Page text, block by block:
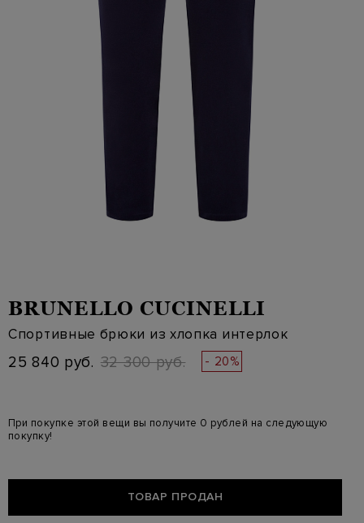
BRUNELLO CUCINELLI
Спортивные брюки из хлопка интерлок
25 840 руб. 32 300 руб. - 20%
При покупке этой вещи вы получите 0 рублей на следующую
покупку!
ТОВАР ПРОДАН